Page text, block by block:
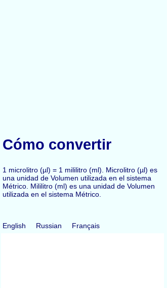
Cómo convertir
1 microlitro (µl) = 1 mililitro (ml). Microlitro (µl) es
una unidad de Volumen utilizada en el sistema
Métrico. Mililitro (ml) es una unidad de Volumen
utilizada en el sistema Métrico.
English Russian Français